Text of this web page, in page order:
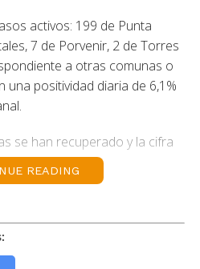
activos: 199 de Punta
7 de Porvenir, 2 de Torres
a otras comunas o
una positividad diaria de 6,1%
se han recuperado y la cifra
706.
en la red de salud: 6 son
a un 2.1%. Su
READING